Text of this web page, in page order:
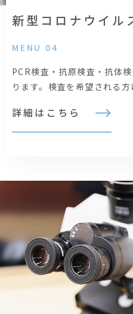
新型コロナウイル
MENU 04
PCR検査・抗原検査・抗体
ります。検査を希望される方
詳細はこちら